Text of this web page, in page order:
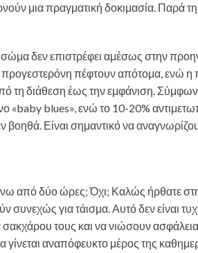
μια πραγματική δοκιμασία. Παρά
σώμα δεν επιστρέφει αμέσως στην
προγεστερόνη πέφτουν απότομα, ενώ η
τη διάθεση έως την εμφάνιση.
blues», ενώ το 10-20%
βοηθά. Είναι σημαντικό να
από δύο ώρες; Όχι; Καλώς ήρθατε
συνεχώς για τάισμα. Αυτό δεν είναι
τους και να νιώσουν ασφάλεια.
αναπόφευκτο μέρος της